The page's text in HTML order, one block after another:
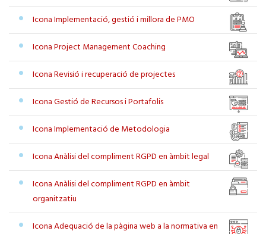
Icona Implementació, gestió i millora de PMO
Icona Project Management Coaching
Icona Revisió i recuperació de projectes
Icona Gestió de Recursos i Portafolis
Icona Implementació de Metodologia
Icona Anàlisi del compliment RGPD en àmbit legal
Icona Anàlisi del compliment RGPD en àmbit
organitzatiu
Icona Adequació de la pàgina web a la normativa en